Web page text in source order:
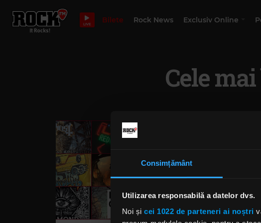
Consimțământ
Utilizarea responsabilă a datelor dvs.
Noi și cei 1022 de parteneri ai noștri
LIVE Bilete Rock News Exclusiv Online
Cele